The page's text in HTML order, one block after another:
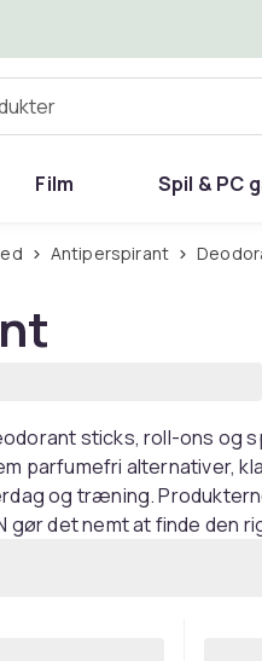
Film Spil & PC
Antiperspirant
sticks, roll-ons og
parfumefri alternativer,
og træning.
gør det nemt at finde den